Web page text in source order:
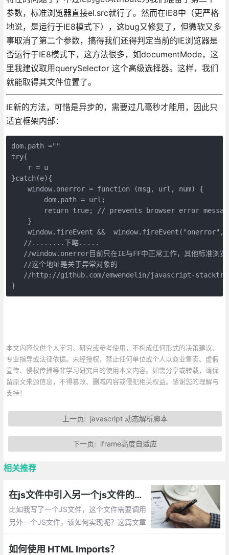
参数，标准浏览器直接el.src就行了。然而在IE8中（更严格
地说，是运行于IE8模式下），这bug又修复了，但微软又多
事取消了第二个参数，搞得我们还得判定当前的IE浏览器是
否运行于IE8模式下，这方法很多，如documentMode，这
里我建议取用querySelector 这个高级选择器。这样，我们
就能取得其文件位置了。
IE新的方法，可惜是异步的，需要过几毫秒才能用，因此只
适宜框架内部：
dom.path =""
try{
    r = u
}catch(e){
    window.onerror = function (msg, url, num) {
        dom.path = url;
return true; // prevents browser error
    }
window.fireEvent &&
   //........下略.....
//window.onerror目前只在IE与FF中正常工作，其他标准浏览
   //这个地址是关于异常对象的
//http://github.com/emwendelin/javascript-
}
本文内容仅供个人学习、研究或参考使用，不构成任何形式的决策建议、
专业指导或法律依据。未经授权，禁止任何单位或个人以商业售卖、虚假
宣传、侵权传播等非学习研究目的使用本文内容。如需分享或转载，请保
留原文来源信息，不得篡改、删减内容或侵犯相关权益。感谢您的理解与
支持！
上一页: javascript 动态解析脚本
下一页: iframe高度自适应
相关推荐
在js文件中引入另一个js文件的实现方法总汇
比如我写了一个JS文件，这个文件需要调用
另外一个JS文件，该如何实现呢？这篇文章
现
如何使用 HTML Imports？